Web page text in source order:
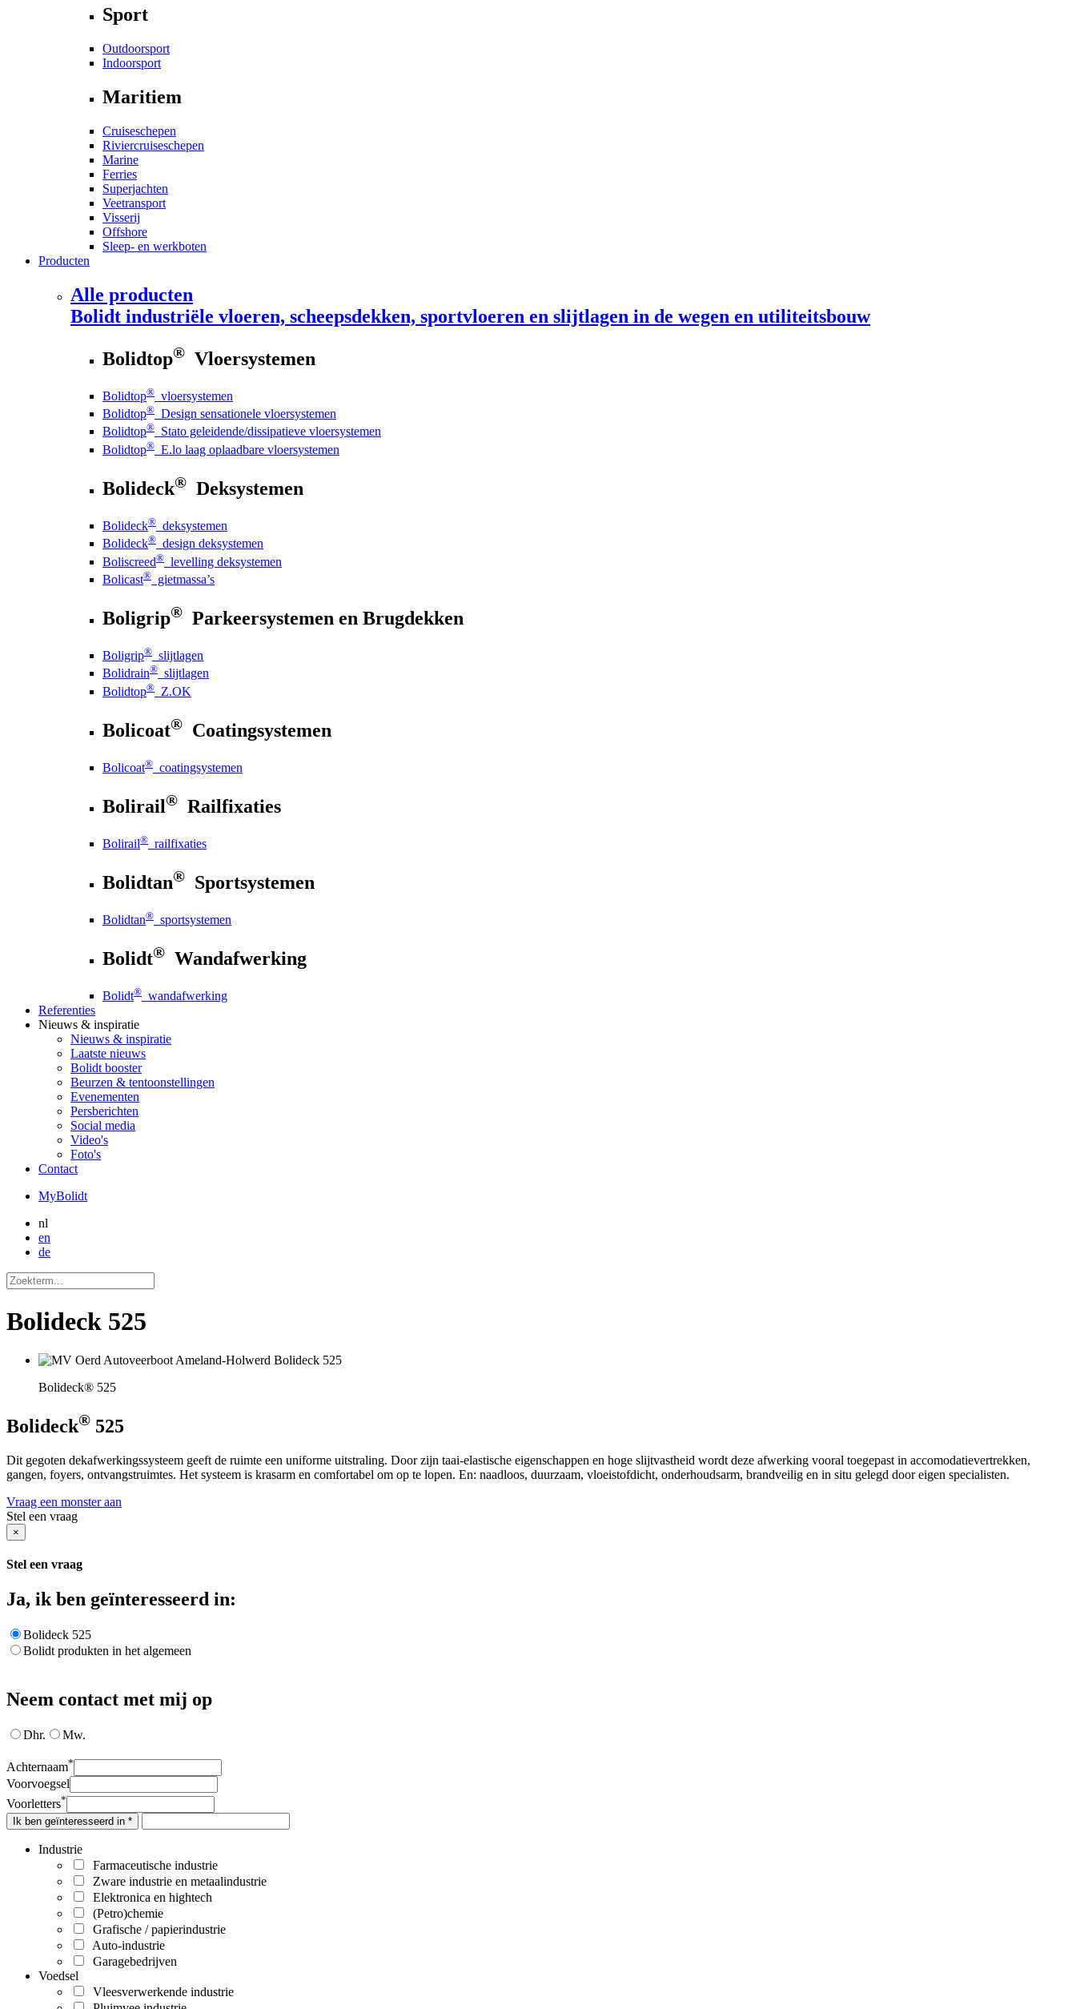
Sport
Outdoorsport
Indoorsport
Maritiem
Cruiseschepen
Riviercruiseschepen
Marine
Ferries
Superjachten
Veetransport
Visserij
Offshore
Sleep- en werkboten
Producten
Alle producten
Bolidt industriële vloeren, scheepsdekken, sportvloeren en slijtlagen in de wegen en utiliteitsbouw
Bolidtop® Vloersystemen
Bolidtop® vloersystemen
Bolidtop® Design sensationele vloersystemen
Bolidtop® Stato geleidende/dissipatieve vloersystemen
Bolidtop® E.lo laag oplaadbare vloersystemen
Bolideck® Deksystemen
Bolideck® deksystemen
Bolideck® design deksystemen
Boliscreed® levelling deksystemen
Bolicast® gietmassa’s
Boligrip® Parkeersystemen en Brugdekken
Boligrip® slijtlagen
Bolidrain® slijtlagen
Bolidtop® Z.OK
Bolicoat® Coatingsystemen
Bolicoat® coatingsystemen
Bolirail® Railfixaties
Bolirail® railfixaties
Bolidtan® Sportsystemen
Bolidtan® sportsystemen
Bolidt® Wandafwerking
Bolidt® wandafwerking
Referenties
Nieuws & inspiratie
Nieuws & inspiratie
Laatste nieuws
Bolidt booster
Beurzen & tentoonstellingen
Evenementen
Persberichten
Social media
Video's
Foto's
Contact
MyBolidt
nl
en
de
Bolideck 525
Bolideck® 525
Bolideck® 525
Dit gegoten dekafwerkingssysteem geeft de ruimte een uniforme uitstraling. Door zijn taai-elastische eigenschappen en hoge slijtvastheid wordt deze afwerking vooral toegepast in accomodatievertrekken,
gangen, foyers, ontvangstruimtes. Het systeem is krasarm en comfortabel om op te lopen. En: naadloos, duurzaam, vloeistofdicht, onderhoudsarm, brandveilig en in situ gelegd door eigen specialisten.
Vraag een monster aan
Stel een vraag
×
Stel een vraag
Ja, ik ben geïnteresseerd in:
Bolideck 525
Bolidt produkten in het algemeen
Neem contact met mij op
Dhr. Mw.
Achternaam*
Voorvoegsel
Voorletters*
Ik ben geïnteresseerd in *
Industrie
Farmaceutische industrie
Zware industrie en metaalindustrie
Elektronica en hightech
(Petro)chemie
Grafische / papierindustrie
Auto-industrie
Garagebedrijven
Voedsel
Vleesverwerkende industrie